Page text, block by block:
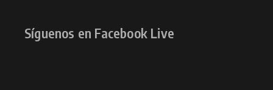
Síguenos en Facebook Live